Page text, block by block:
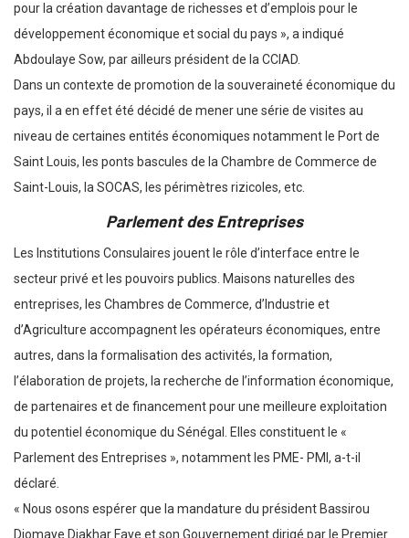
pour la création davantage de richesses et d’emplois pour le
développement économique et social du pays », a indiqué
Abdoulaye Sow, par ailleurs président de la CCIAD.
Dans un contexte de promotion de la souveraineté économique du
pays, il a en effet été décidé de mener une série de visites au
niveau de certaines entités économiques notamment le Port de
Saint Louis, les ponts bascules de la Chambre de Commerce de
Saint-Louis, la SOCAS, les périmètres rizicoles, etc.
Parlement des Entreprises
Les Institutions Consulaires jouent le rôle d’interface entre le
secteur privé et les pouvoirs publics. Maisons naturelles des
entreprises, les Chambres de Commerce, d’Industrie et
d’Agriculture accompagnent les opérateurs économiques, entre
autres, dans la formalisation des activités, la formation,
l’élaboration de projets, la recherche de l’information économique,
de partenaires et de financement pour une meilleure exploitation
du potentiel économique du Sénégal. Elles constituent le «
Parlement des Entreprises », notamment les PME- PMI, a-t-il
déclaré.
« Nous osons espérer que la mandature du président Bassirou
Diomaye Diakhar Faye et son Gouvernement dirigé par le Premier